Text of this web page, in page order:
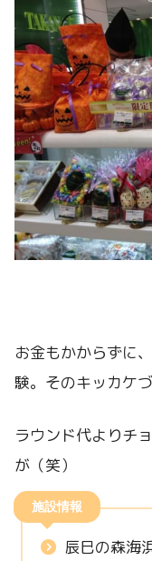
お金もかからずに
験。そのキッカケ
ラウンド代よりチ
が（笑）
施設情報
辰巳の森海